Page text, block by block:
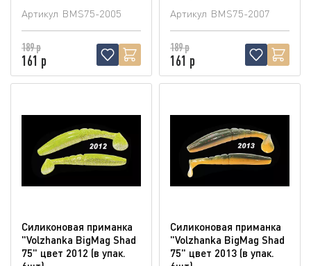
Артикул BMS75-2005
189 р
161 р
Артикул BMS75-2007
189 р
161 р
Силиконовая приманка
"Volzhanka BigMag Shad
75" цвет 2012 (в упак.
Силиконовая приманка
"Volzhanka BigMag Shad
75" цвет 2013 (в упак.